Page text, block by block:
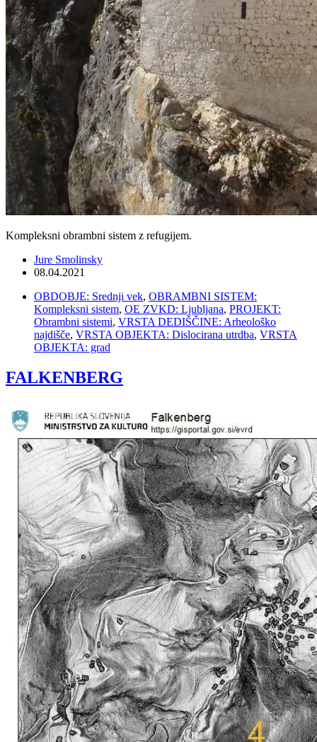
Kompleksni obrambni sistem z refugijem.
Jure Smolinsky
08.04.2021
OBDOBJE: Srednji vek, OBRAMBNI SISTEM:
Kompleksni sistem, OE ZVKD: Ljubljana, PROJEKT:
Obrambni sistemi, VRSTA DEDIŠČINE: Arheološko
najdišče, VRSTA OBJEKTA: Dislocirana utrdba, VRSTA
OBJEKTA: grad
FALKENBERG